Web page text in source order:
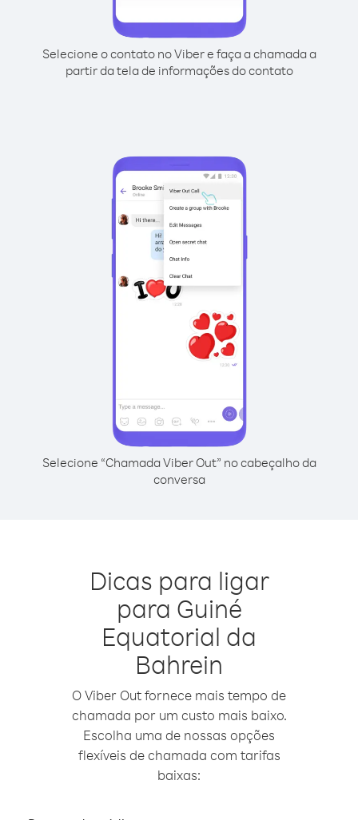
Selecione o contato no Viber e faça a chamada a
partir da tela de informações do contato
Selecione “Chamada Viber Out” no cabeçalho da
conversa
Dicas para ligar
para Guiné
Equatorial da
Bahrein
O Viber Out fornece mais tempo de
chamada por um custo mais baixo.
Escolha uma de nossas opções
flexíveis de chamada com tarifas
baixas: